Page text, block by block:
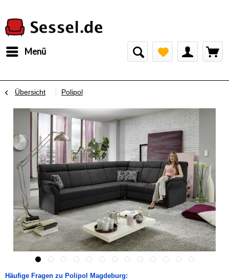
Menü
Übersicht Polipol
Häufige Fragen zu Polipol Magdeburg: